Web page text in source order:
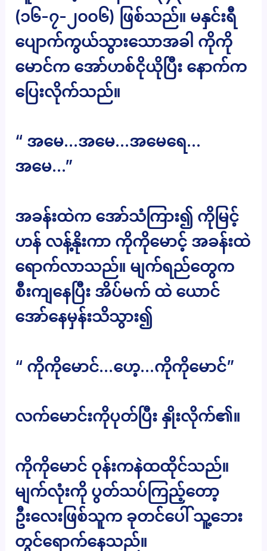
(၁၆-၇-၂၀၀၆) ဖြစ်သည်။ မနှင်းရီ
ပျောက်ကွယ်သွားသောအခါ ကိုကို
မောင်က အော်ဟစ်ငိုယိုပြီး နောက်က
ပြေးလိုက်သည်။
“ အမေ…အမေ…အမေရေ…
အမေ…”
အခန်းထဲက အော်သံကြား၍ ကိုမြင့်
ဟန် လန့်နိုးကာ ကိုကိုမောင့် အခန်းထဲ
ရောက်လာသည်။ မျက်ရည်တွေက
စီးကျနေပြီး အိပ်မက် ထဲ ယောင်
အော်နေမှန်းသိသွား၍
“ ကိုကိုမောင်…ဟေ့…ကိုကိုမောင်”
လက်မောင်းကိုပုတ်ပြီး နှိုးလိုက်၏။
ကိုကိုမောင် ဝုန်းကနဲထထိုင်သည်။
မျက်လုံးကို ပွတ်သပ်ကြည့်တော့
ဦးလေးဖြစ်သူက ခုတင်ပေါ် သူ့ဘေး
တွင်ရောက်နေသည်။